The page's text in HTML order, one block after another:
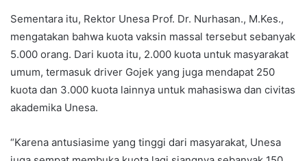
Sementara itu, Rektor Unesa Prof. Dr. Nurhasan., M.Kes.,
mengatakan bahwa kuota vaksin massal tersebut sebanyak
5.000 orang. Dari kuota itu, 2.000 kuota untuk masyarakat
umum, termasuk driver Gojek yang juga mendapat 250
kuota dan 3.000 kuota lainnya untuk mahasiswa dan civitas
akademika Unesa.
“Karena antusiasime yang tinggi dari masyarakat, Unesa